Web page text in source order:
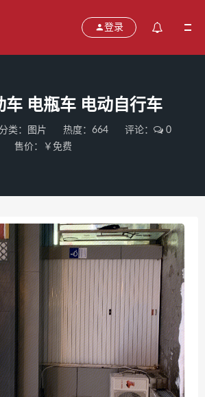
登录
车 电瓶车 电动自行车
分类： 图片 热度：664 评论：
0
售价：￥免费